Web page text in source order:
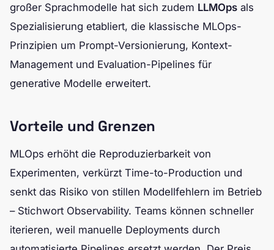
großer Sprachmodelle hat sich zudem LLMOps als
Spezialisierung etabliert, die klassische MLOps-
Prinzipien um Prompt-Versionierung, Kontext-
Management und Evaluation-Pipelines für
generative Modelle erweitert.
Vorteile und Grenzen
MLOps erhöht die Reproduzierbarkeit von
Experimenten, verkürzt Time-to-Production und
senkt das Risiko von stillen Modellfehlern im Betrieb
– Stichwort Observability. Teams können schneller
iterieren, weil manuelle Deployments durch